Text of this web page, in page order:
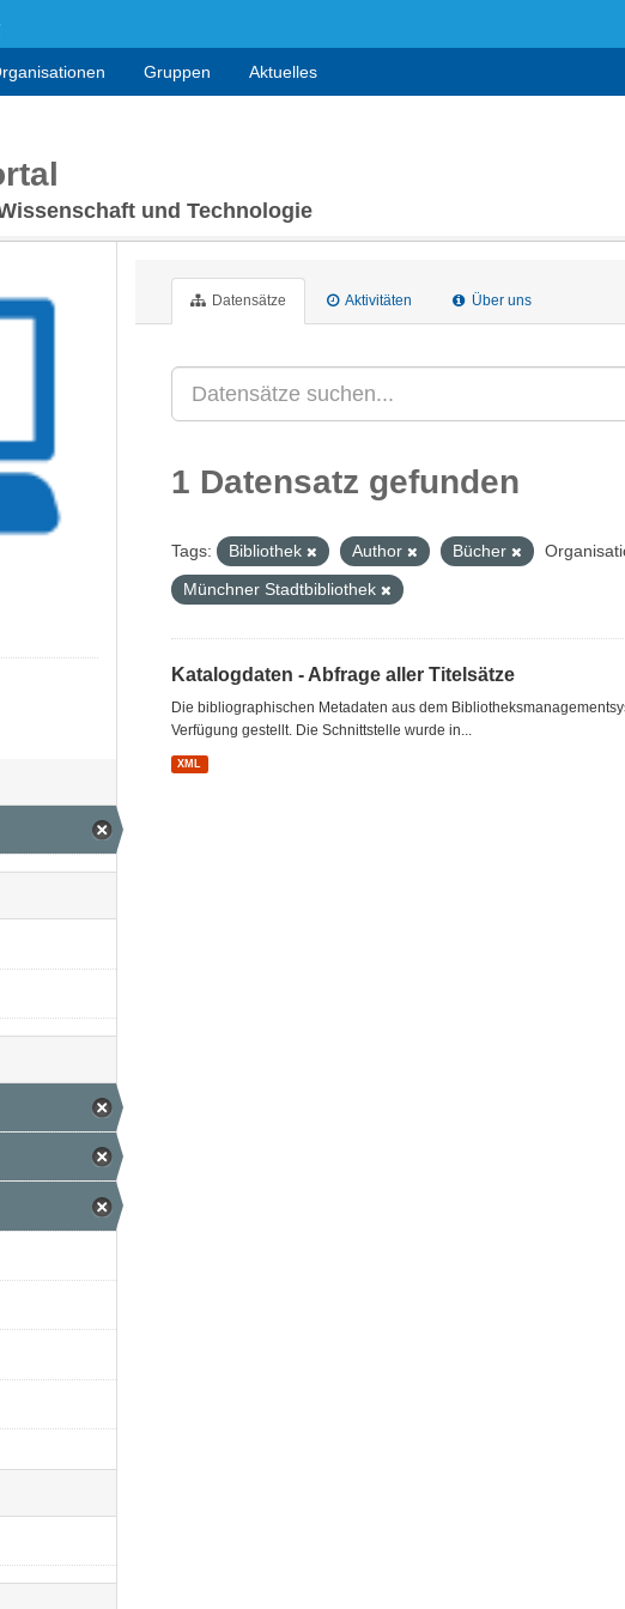
Gruppen Aktuelles
und Technologie
Datensätze Aktivitäten Über uns
1 Datensatz gefunden
Tags: Bibliothek Author Bücher
Münchner Stadtbibliothek
Katalogdaten - Abfrage aller Titelsätze
Die bibliographischen Metadaten aus dem
Verfügung gestellt. Die Schnittstelle wurde in...
XML